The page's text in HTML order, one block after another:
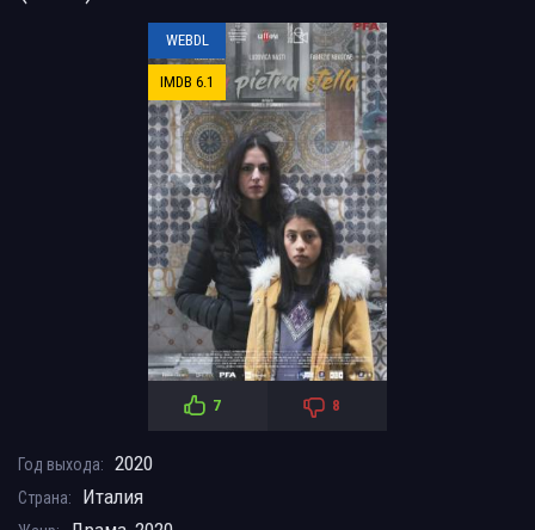
WEBDL
IMDB 6.1
7 8
Год выхода: 2020
Страна: Италия